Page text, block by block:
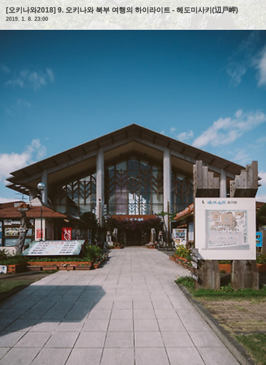
[오키나와2018] 9. 오키나와 북부 여행의 하이라이트 - 헤도미사키(辺戸岬)
2019. 1. 8. 23:00